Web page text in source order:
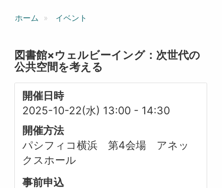
ホーム イベント
図書館×ウェルビーイング：次世代の
公共空間を考える
開催日時
2025-10-22(水) 13:00 - 14:30
開催方法
パシフィコ横浜 第4会場 アネッ
クスホール
事前申込